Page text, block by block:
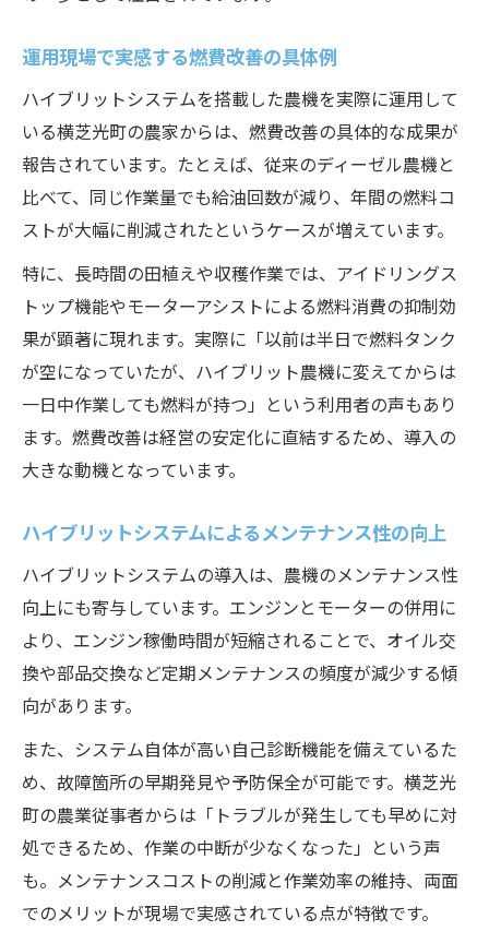
運用現場で実感する燃費改善の具体例
ハイブリットシステムを搭載した農機を実際に運用して
いる横芝光町の農家からは、燃費改善の具体的な成果が
報告されています。たとえば、従来のディーゼル農機と
比べて、同じ作業量でも給油回数が減り、年間の燃料コ
ストが大幅に削減されたというケースが増えています。
特に、長時間の田植えや収穫作業では、アイドリングス
トップ機能やモーターアシストによる燃料消費の抑制効
果が顕著に現れます。実際に「以前は半日で燃料タンク
が空になっていたが、ハイブリット農機に変えてからは
一日中作業しても燃料が持つ」という利用者の声もあり
ます。燃費改善は経営の安定化に直結するため、導入の
大きな動機となっています。
ハイブリットシステムによるメンテナンス性の向上
ハイブリットシステムの導入は、農機のメンテナンス性
向上にも寄与しています。エンジンとモーターの併用に
より、エンジン稼働時間が短縮されることで、オイル交
換や部品交換など定期メンテナンスの頻度が減少する傾
向があります。
また、システム自体が高い自己診断機能を備えているた
め、故障箇所の早期発見や予防保全が可能です。横芝光
町の農業従事者からは「トラブルが発生しても早めに対
処できるため、作業の中断が少なくなった」という声
も。メンテナンスコストの削減と作業効率の維持、両面
でのメリットが現場で実感されている点が特徴です。